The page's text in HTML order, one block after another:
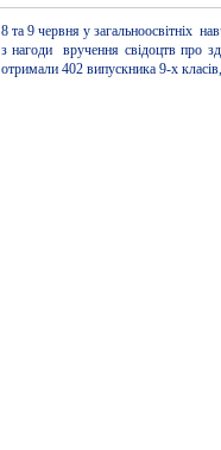
8 та 9 червня у загальноосвітніх
з нагоди вручення свідоцтв про
отримали 402 випускника 9-х